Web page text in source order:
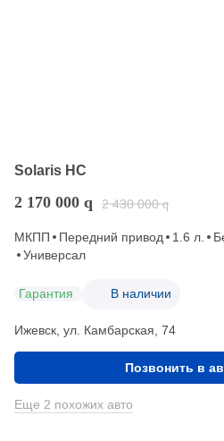
Solaris HC
2 170 000 q 2 430 000 q
МКПП Передний привод 1.6 л.
Универсал
Гарантия В наличии
Ижевск, ул. Камбарская, 74
Позвонить в
Еще 2 похожих авто